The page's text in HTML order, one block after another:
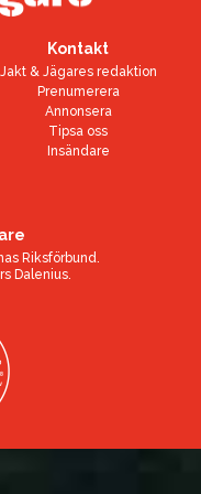
Kontakt
Jakt & Jägares redaktion
Prenumerera
Annonsera
Tipsa oss
Insändare
Riksförbund.
Dalenius.